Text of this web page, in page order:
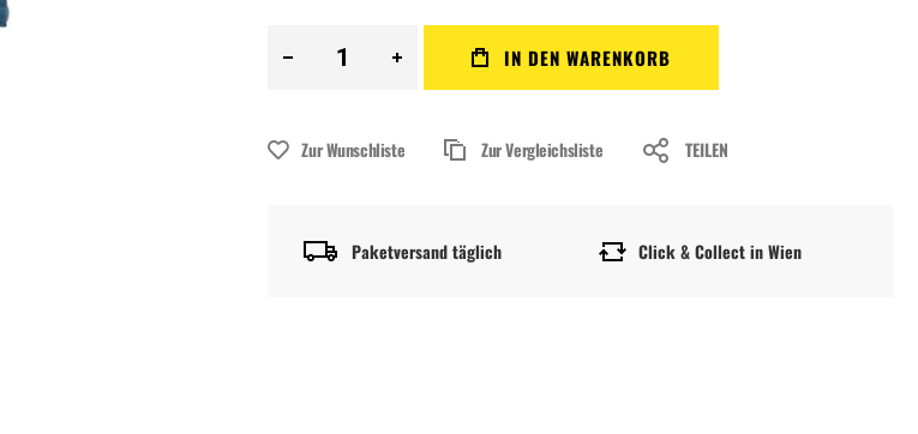
IN DEN WARENKORB
Zur Wunschliste Zur Vergleichsliste TEILEN
Paketversand täglich Click & Collect in Wien